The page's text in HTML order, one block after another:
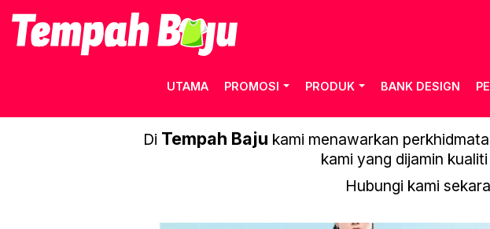
UTAMA PROMOSI PRODUK BANK DESIGN
Di Tempah Baju kami menawarkan
kami yang dijamin
Hubungi kami